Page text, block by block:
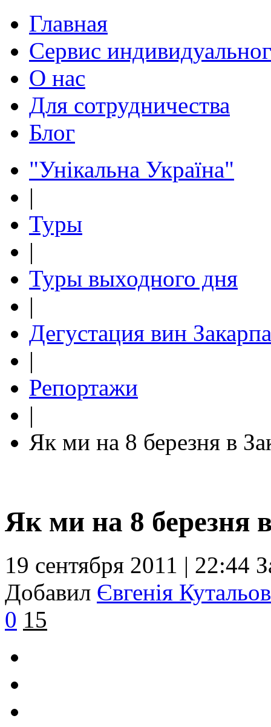
Главная
Сервис
О нас
Для сотрудничества
Блог
"Унікальна Україна"
|
Туры
|
Туры выходного дня
|
Дегустация вин
|
Репортажи
|
Як ми на 8 березня в
Як ми на 8 березня
19 сентября 2011 | 22:44
Добавил Євгенія
0 15